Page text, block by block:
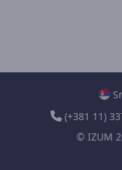
(+381 11)
© IZUM